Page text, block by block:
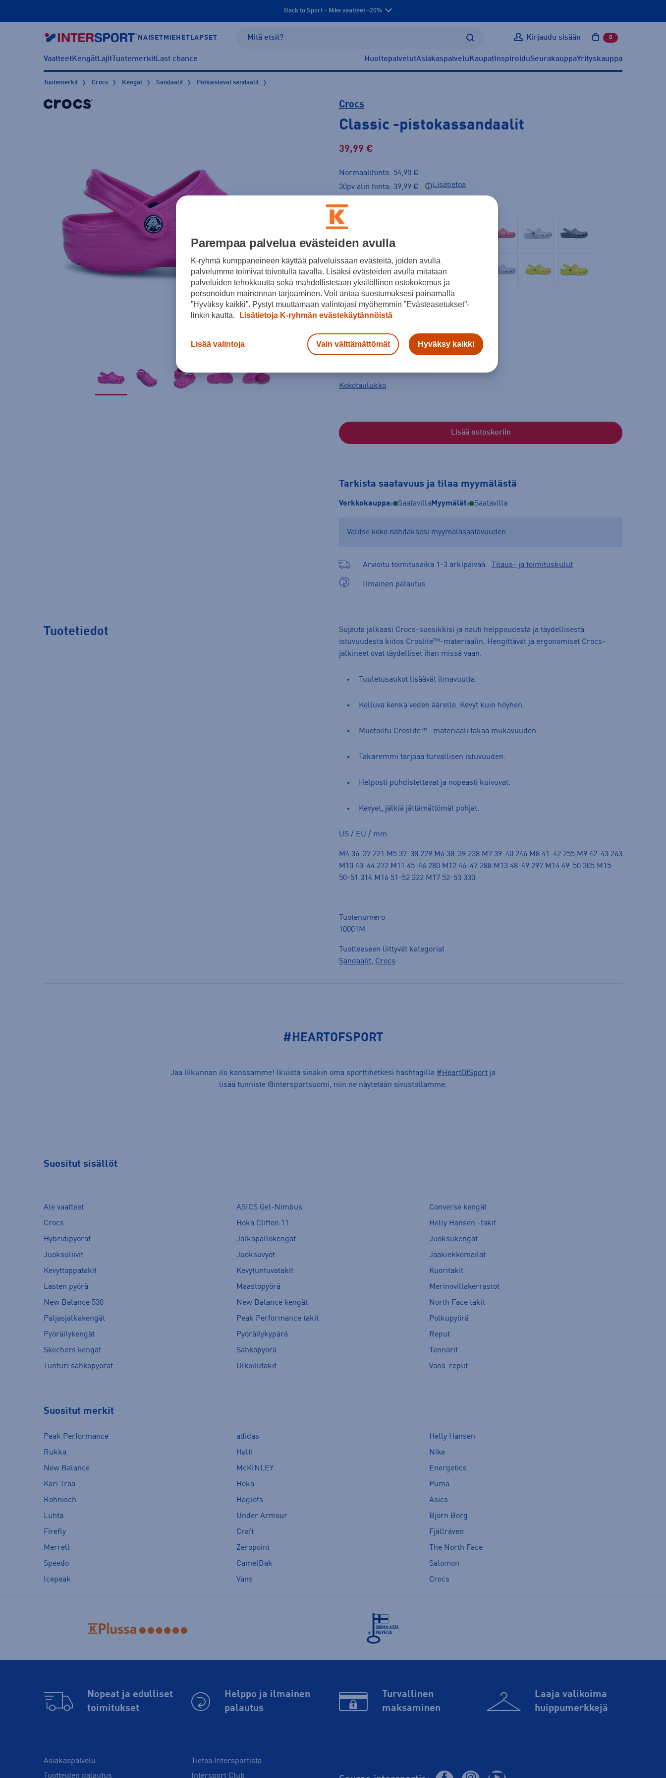
Back to Sport - Nike vaatteet -20%
NAISET MIEHET LAPSET Kirjaudu sisään 0 tuotetta
VaatteetKengätLajitTuotemerkitLast chance HuoltopalvelutAsiakaspalvelu Kaupat InspiroiduSeurakauppaYrityskauppa
Tuotemerkit Crocs Kengät Sandaalit Potkaistavat sandaalit
Crocs
Classic -pistokassandaalit
39,99 €
Normaalihinta: 54,90 €
30pv alin hinta: 39,99 €
Lisätietoa
Väri
Pinkki
Koko
Kokotaulukko
Lisää ostoskoriin
Tarkista saatavuus ja tilaa myymälästä
Verkkokauppa: Saatavilla Myymälät: Saatavilla
Valitse koko nähdäksesi myymäläsaatavuuden.
Arvioitu toimitusaika 1-3 arkipäivää. Tilaus- ja toimituskulut
Ilmainen palautus
Tuotetiedot
Sujauta jalkaasi Crocs-suosikkisi ja nauti helppoudesta ja täydellisestä
istuvuudesta kiitos Croslite™-materiaalin. Hengittävät ja ergonomiset Crocs-
jalkineet ovat täydelliset ihan missä vaan.
Tuuletusaukot lisäävät ilmavuutta.
Kelluva kenkä veden äärelle. Kevyt kuin höyhen.
Muotoiltu Croslite™ -materiaali takaa mukavuuden.
Takaremmi tarjoaa turvallisen istuvuuden.
Helposti puhdistettavat ja nopeasti kuivuvat.
Kevyet, jälkiä jättämättömät pohjat.
US / EU / mm
M4 36-37 221 M5 37-38 229 M6 38-39 238 M7 39-40 246 M8 41-42 255 M9 42-43 263
M10 43-44 272 M11 45-46 280 M12 46-47 288 M13 48-49 297 M14 49-50 305 M15
50-51 314 M16 51-52 322 M17 52-53 330
Tuotenumero
10001M
Tuotteeseen liittyvät kategoriat
Sandaalit, Crocs
#HEARTOFSPORT
Jaa liikunnan ilo kanssamme! Ikuista sinäkin oma sporttihetkesi hashtagilla #HeartOfSport ja
lisää tunniste @intersportsuomi, niin ne näytetään sivustollamme.
Suositut sisällöt
Ale vaatteet ASICS Gel-Nimbus
Converse kengät
Crocs
Hoka Clifton 11
Helly Hansen -takit
Hybridipyörät
Jalkapallokengät
Juoksukengät
Juoksuliivit
Juoksuvyöt
Jääkiekkomailat
Kevyttoppatakit
Kevytuntuvatakit
Kuoritakit
Lasten pyörä
Maastopyörä
Merinovillakerrastot
New Balance 530
New Balance kengät
North Face takit
Paljasjalkakengät
Peak Performance takit
Polkupyörä
Pyöräilykengät
Pyöräilykypärä
Reput
Skechers kengät
Sähköpyörä
Tennarit
Tunturi sähköpyörät
Ulkoilutakit Vans-reput
Suositut merkit
Peak Performance adidas
Helly Hansen
Rukka
Halti
Nike
New Balance
McKINLEY
Energetics
Kari Traa
Hoka
Puma
Röhnisch
Haglöfs
Asics
Luhta
Under Armour
Björn Borg
Firefly
Craft
Fjällräven
Merrell
Zeropoint
The North Face
Speedo
CamelBak
Salomon
Icepeak
Vans Crocs
Nopeat ja edulliset
toimitukset
Helppo ja ilmainen
palautus
Turvallinen
maksaminen
Laaja valikoima
huippu­merkkejä
Asiakaspalvelu
Tuotteiden palautus
Tietoa Intersportista
Intersport Club
Parempaa palvelua evästeiden avulla
K-ryhmä kumppaneineen käyttää palveluissaan evästeitä, joiden avulla
palvelumme toimivat toivotulla tavalla. Lisäksi evästeiden avulla mitataan
palveluiden tehokkuutta sekä mahdollistetaan yksilöllinen ostokokemus ja
personoidun mainonnan tarjoaminen. Voit antaa suostumuksesi painamalla
”Hyväksy kaikki”. Pystyt muuttamaan valintojasi myöhemmin ”Evästeasetukset”-
linkin kautta.
Lisätietoja K-ryhmän evästekäytännöistä
Lisää valintoja Vain välttämättömät Hyväksy kaikki